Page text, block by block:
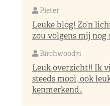
Pieter
Leuke blog! Zo’n
zou volgens mij nog
Birchwood71
Leuk overzicht!! Ik
steeds mooi, ook
kenmerkend..